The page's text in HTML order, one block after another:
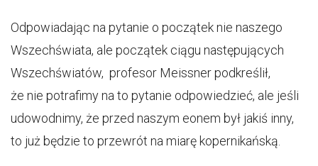
Odpowiadając na pytanie o początek nie naszego
Wszechświata, ale początek ciągu następujących
Wszechświatów, profesor Meissner podkreślił,
że nie potrafimy na to pytanie odpowiedzieć, ale jeśli
udowodnimy, że przed naszym eonem był jakiś inny,
to już będzie to przewrót na miarę kopernikańską.